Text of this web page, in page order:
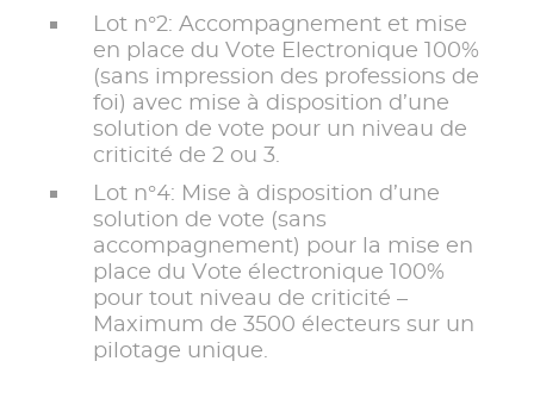
Lot n°2: Accompagnement et mise
en place du Vote Electronique 100%
(sans impression des professions de
foi) avec mise à disposition d’une
solution de vote pour un niveau de
criticité de 2 ou 3.
Lot n°4: Mise à disposition d’une
solution de vote (sans
accompagnement) pour la mise en
place du Vote électronique 100%
pour tout niveau de criticité –
Maximum de 3500 électeurs sur un
pilotage unique.